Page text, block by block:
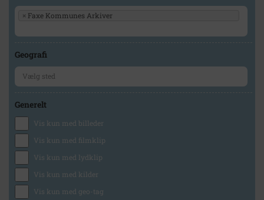
× Faxe Kommunes Arkiver
Geografi
Generelt
Vis kun med billeder
Vis kun med filmklip
Vis kun med lydklip
Vis kun med kilder
Vis kun med geo-tag